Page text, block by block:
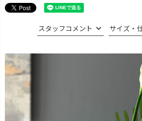
スタッフコメント サイズ・